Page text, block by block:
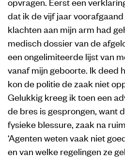
dat ik de vijf jaar
klachten aan mijn arm had
medisch dossier van de
een ongelimiteerde lijst van
vanaf mijn geboorte. Ik deed
kon de politie de zaak niet
Gelukkig kreeg ik toen een
de bres is gesprongen, want
fysieke blessure, zaak na
‘Agenten weten vaak niet
en van welke regelingen ze